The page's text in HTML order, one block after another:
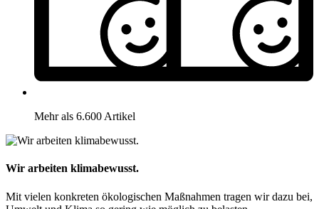
Mehr als 6.600 Artikel
Wir arbeiten klimabewusst.
Mit vielen konkreten ökologischen Maßnahmen tragen wir dazu bei,